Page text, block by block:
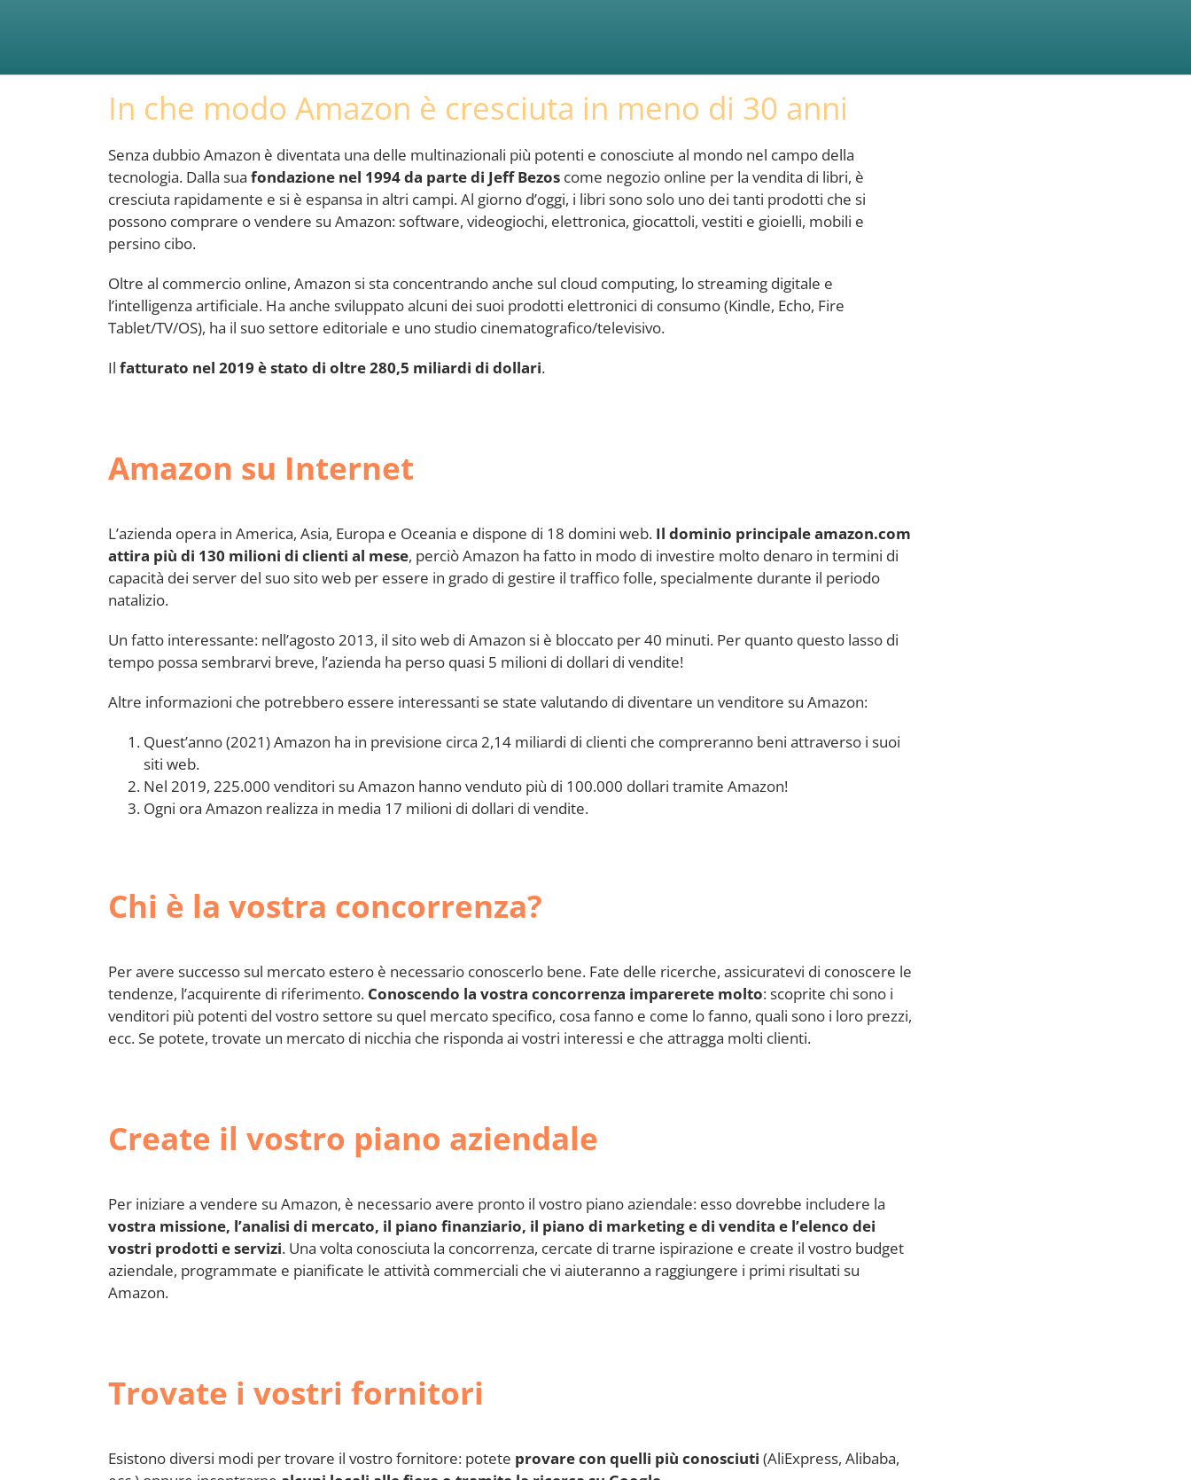
In che modo Amazon è cresciuta in meno di 30 anni
Senza dubbio Amazon è diventata una delle multinazionali più potenti e conosciute al mondo nel campo della
tecnologia. Dalla sua fondazione nel 1994 da parte di Jeff Bezos come negozio online per la vendita di libri, è
cresciuta rapidamente e si è espansa in altri campi. Al giorno d’oggi, i libri sono solo uno dei tanti prodotti che si
possono comprare o vendere su Amazon: software, videogiochi, elettronica, giocattoli, vestiti e gioielli, mobili e
persino cibo.
Oltre al commercio online, Amazon si sta concentrando anche sul cloud computing, lo streaming digitale e
l’intelligenza artificiale. Ha anche sviluppato alcuni dei suoi prodotti elettronici di consumo (Kindle, Echo, Fire
Tablet/TV/OS), ha il suo settore editoriale e uno studio cinematografico/televisivo.
Il fatturato nel 2019 è stato di oltre 280,5 miliardi di dollari.
Amazon su Internet
L’azienda opera in America, Asia, Europa e Oceania e dispone di 18 domini web. Il dominio principale amazon.com
attira più di 130 milioni di clienti al mese, perciò Amazon ha fatto in modo di investire molto denaro in termini di
capacità dei server del suo sito web per essere in grado di gestire il traffico folle, specialmente durante il periodo
natalizio.
Un fatto interessante: nell’agosto 2013, il sito web di Amazon si è bloccato per 40 minuti. Per quanto questo lasso di
tempo possa sembrarvi breve, l’azienda ha perso quasi 5 milioni di dollari di vendite!
Altre informazioni che potrebbero essere interessanti se state valutando di diventare un venditore su Amazon:
Quest’anno (2021) Amazon ha in previsione circa 2,14 miliardi di clienti che compreranno beni attraverso i suoi
siti web.
Nel 2019, 225.000 venditori su Amazon hanno venduto più di 100.000 dollari tramite Amazon!
Ogni ora Amazon realizza in media 17 milioni di dollari di vendite.
Chi è la vostra concorrenza?
Per avere successo sul mercato estero è necessario conoscerlo bene. Fate delle ricerche, assicuratevi di conoscere le
tendenze, l’acquirente di riferimento. Conoscendo la vostra concorrenza imparerete molto: scoprite chi sono i
venditori più potenti del vostro settore su quel mercato specifico, cosa fanno e come lo fanno, quali sono i loro prezzi,
ecc. Se potete, trovate un mercato di nicchia che risponda ai vostri interessi e che attragga molti clienti.
Create il vostro piano aziendale
Per iniziare a vendere su Amazon, è necessario avere pronto il vostro piano aziendale: esso dovrebbe includere la
vostra missione, l’analisi di mercato, il piano finanziario, il piano di marketing e di vendita e l’elenco dei
vostri prodotti e servizi. Una volta conosciuta la concorrenza, cercate di trarne ispirazione e create il vostro budget
aziendale, programmate e pianificate le attività commerciali che vi aiuteranno a raggiungere i primi risultati su
Amazon.
Trovate i vostri fornitori
Esistono diversi modi per trovare il vostro fornitore: potete provare con quelli più conosciuti (AliExpress, Alibaba,